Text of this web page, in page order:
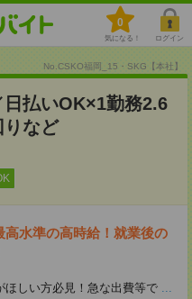
0
気になる！ ログイン
No.CSKO福岡_15・SKG【本社】
払いOK×1勤務2.6
りなど
水準の高時給！就業後の
しい方必見！急な出費等で ...